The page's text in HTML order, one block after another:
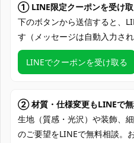
加工に7～
（※土日祝
度でお届け
クレジット
使用場所
コミケ・
系撮影会
やオフ会、
① LINE限定クーポンを受け
下のボタンから送信すると、
す（メッセージは自動入力され
LINEでクーポンを受け取る
② 材質・仕様変更もLINEで
生地（質感・光沢）や装飾、
のご要望をLINEで無料相談。